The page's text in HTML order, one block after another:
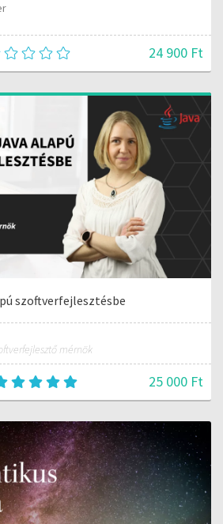
24 900 Ft
szoftverfejlesztésbe
mérnök
25 000 Ft